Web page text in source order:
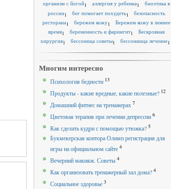
организм с йогой1 аллергия у ребенка1
биоэтика в
россии1 бег помогает похудеть1
безопасность
ресторана1 бережем кожу1
Бережем кожу в зимнее
время1 беременность и фарингит1
Бескровная
хирургия1 бессоница советы1 бессонница лечение1
Многим интересно
Психология бедности 13
Продукты - какие вредные, какие полезные? 12
Домашний фитнес на тренажерах 7
Цветовая терапия при лечении депрессии 6
Как сделать кудри с помощью утюжка? 5
Букмекерская контора Олимп регистрация для
игры на официальном сайте 4
Вечерний макияж. Советы 4
Как организовать тренажерный зал дома? 4
Социальное здоровье 3